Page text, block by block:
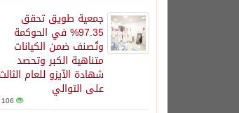
جمعية طويق تحقق
97.35% في الحوكمة
وتُصنف ضمن الكيانات
متناهية الكبر وتحصد
شهادة الآيزو للعام الثالث
على التوالي
106